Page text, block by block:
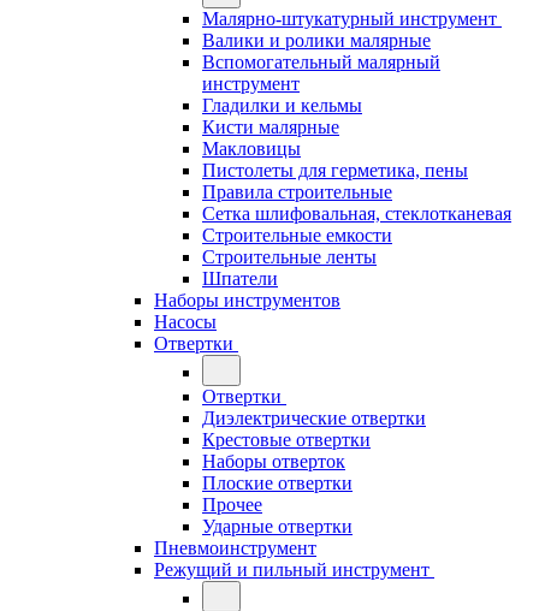
Малярно-штукатурный инструмент
Валики и ролики малярные
Вспомогательный малярный
инструмент
Гладилки и кельмы
Кисти малярные
Макловицы
Пистолеты для герметика, пены
Правила строительные
Сетка шлифовальная, стеклотканевая
Строительные емкости
Строительные ленты
Шпатели
Наборы инструментов
Насосы
Отвертки
Отвертки
Диэлектрические отвертки
Крестовые отвертки
Наборы отверток
Плоские отвертки
Прочее
Ударные отвертки
Пневмоинструмент
Режущий и пильный инструмент